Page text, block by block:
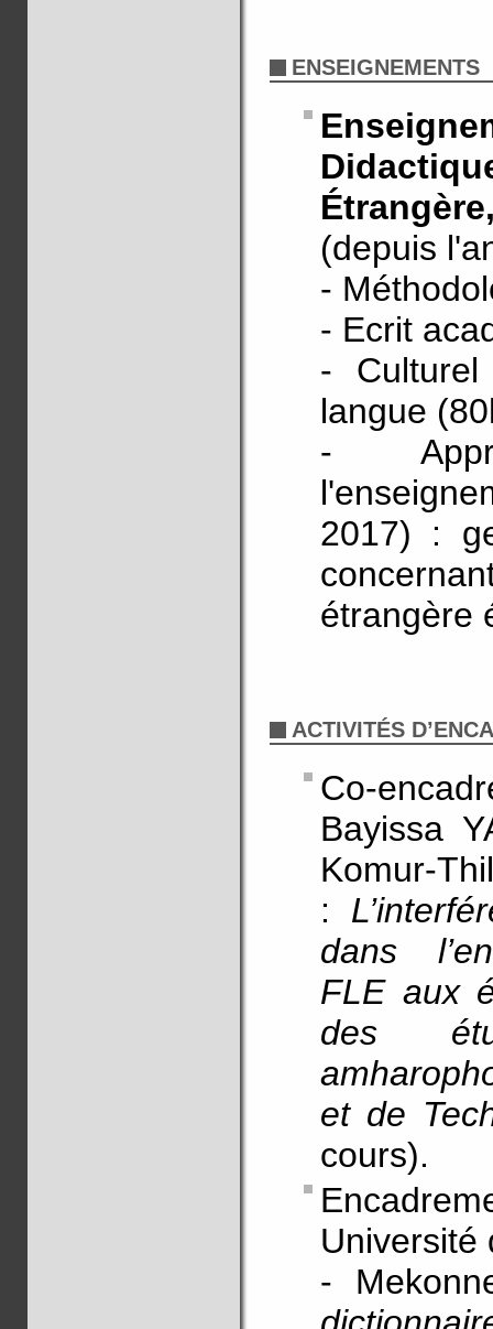
ENSEIGNEMENTS
(depuis
-
- Ecrit
-
langue
-
2017) :
étrangère
ACTIVITÉS
Co-
Bayissa
Komur-
:
dans
FLE aux
des
et de
cours).
Université
-